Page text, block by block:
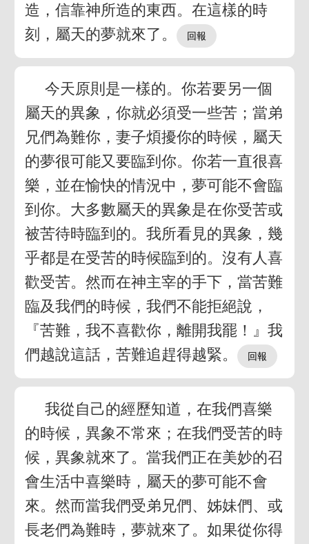
造，信靠神所造的東西。在這樣的時
刻，屬天的夢就來了。
今天原則是一樣的。你若要另一個
屬天的異象，你就必須受一些苦；當弟
兄們為難你，妻子煩擾你的時候，屬天
的夢很可能又要臨到你。你若一直很喜
樂，並在愉快的情況中，夢可能不會臨
到你。大多數屬天的異象是在你受苦或
被苦待時臨到的。我所看見的異象，幾
乎都是在受苦的時候臨到的。沒有人喜
歡受苦。然而在神主宰的手下，當苦難
臨及我們的時候，我們不能拒絕說，
『苦難，我不喜歡你，離開我罷！』我
們越說這話，苦難追趕得越緊。
我從自己的經歷知道，在我們喜樂
的時候，異象不常來；在我們受苦的時
候，異象就來了。當我們正在美妙的召
會生活中喜樂時，屬天的夢可能不會
來。然而當我們受弟兄們、姊妹們、或
長老們為難時，夢就來了。如果從你得